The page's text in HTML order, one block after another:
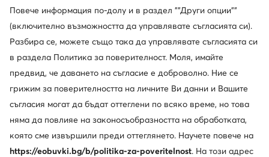
Кешбекът се комбинира с всяка
промоция и разпродажба
Изтеглете приложение
Повече информация по-долу и в раздел ""Други опции""
(включително възможността да управлявате съгласията си).
Разбира се, можете също така да управлявате съгласията си
в раздела Политика за поверителност. Моля, имайте
предвид, че даването на съгласие е доброволно. Ние се
грижим за поверителността на личните Ви данни и Вашите
съгласия могат да бъдат оттеглени по всяко време, но това
няма да повлияе на законосъобразността на обработката,
която сме извършили преди оттеглянето. Научете повече на
https://eobuvki.bg/b/politika-za-poveritelnost. На този адрес